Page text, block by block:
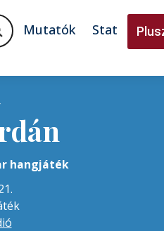
Mutatók Stat
hangjáték